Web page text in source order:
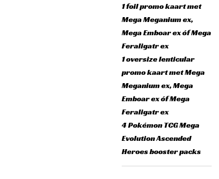
1 foil promo kaart met
Mega Meganium ex,
Mega Emboar ex óf Mega
Feraligatr ex
1 oversize lenticular
promo kaart met Mega
Meganium ex, Mega
Emboar ex óf Mega
Feraligatr ex
4 Pokémon TCG Mega
Evolution Ascended
Heroes booster packs